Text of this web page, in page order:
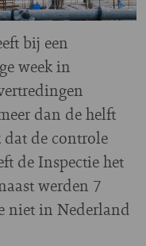
bij een
week in
dan de helft
de controle
de Inspectie het
werden 7
niet in Nederland